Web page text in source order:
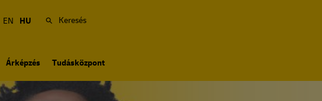
EN HU Keresés
Árképzés Tudásközpont